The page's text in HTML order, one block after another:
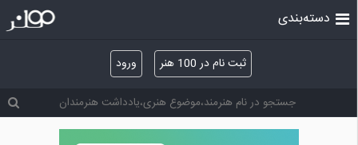
ثبت نام در 100 هنر ورود
دسته‌بندی